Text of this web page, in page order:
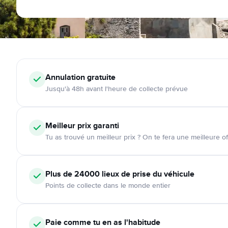
Annulationgratuite
Jusqu'à 48h avant l'heure de collecte prévue
Meilleur prix garanti
Tu as trouvé un meilleur prix ? On te fera une meilleure
Plus de 24000 lieux de prise du véhicule
Points de collecte dans le monde entier
Paie comme tu en as l'habitude